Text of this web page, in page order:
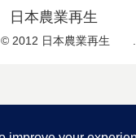
日本農業再生
© 2012 日本農業再生 .